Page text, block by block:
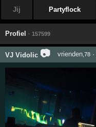
Jij Partyflock
Profiel · 157599
VJ Vidolic 📷 vrienden,78·